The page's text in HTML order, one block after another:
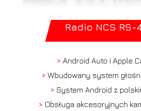
Radio NCS RS-
> Android Auto i Apple
> Wbudowany system
> System Android z
> Obsługa akcesoryjnych